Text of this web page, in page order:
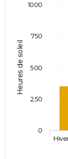
Heures de soleil
0
1000
250
500
750